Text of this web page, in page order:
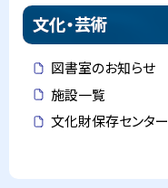
文化・芸術
図書室のお知らせ
施設一覧
文化財保存センター
ト